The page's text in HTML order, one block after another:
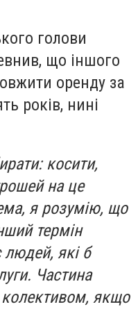
голови
що іншого
оренду за
років, нині
косити,
на це
я розумію, що
термін
які б
Частина
колективом, якщо